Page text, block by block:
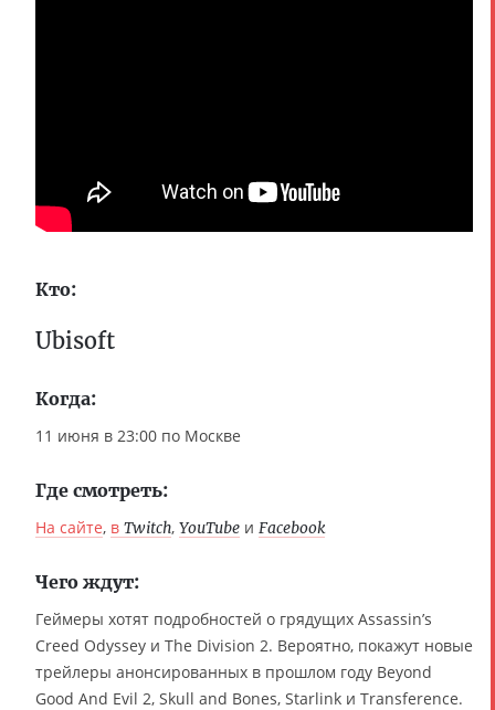
Кто:
Ubisoft
Когда:
11 июня в 23:00 по Москве
Где смотреть:
На сайте, в Twitch, YouTube и Facebook
Чего ждут:
Геймеры хотят подробностей о грядущих Assassin’s
Creed Odyssey и The Division 2. Вероятно, покажут новые
трейлеры анонсированных в прошлом году Beyond
Good And Evil 2, Skull and Bones, Starlink и Transference.